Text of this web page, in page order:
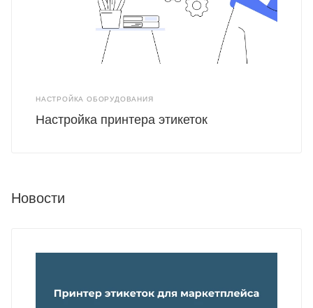
НАСТРОЙКА ОБОРУДОВАНИЯ
Настройка принтера этикеток
Новости